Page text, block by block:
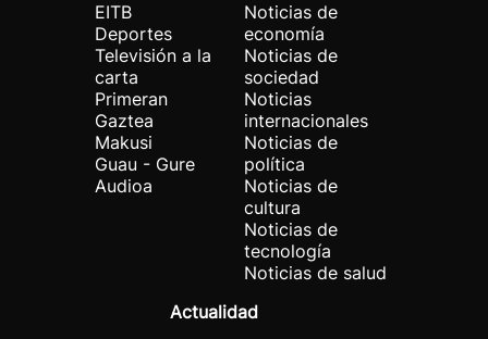
EITB
Deportes
Televisión a la
carta
Primeran
Gaztea
Makusi
Guau - Gure
Audioa
Noticias de
economía
Noticias de
sociedad
Noticias
internacionales
Noticias de
política
Noticias de
cultura
Noticias de
tecnología
Noticias de salud
Actualidad